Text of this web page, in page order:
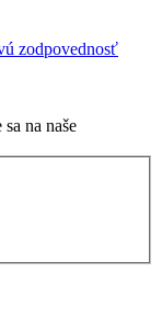
zodpovednosť
na naše